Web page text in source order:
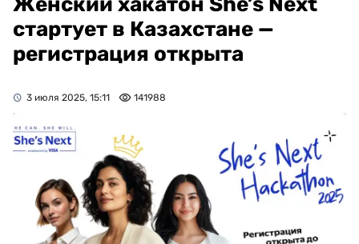
стартует в Казахстане —
регистрация открыта
3 июля 2025, 15:11 141988